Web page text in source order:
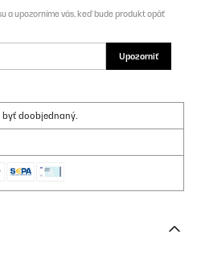
a upozorníme vás, keď bude produkt opäť
Upozorniť
byť doobjednaný.